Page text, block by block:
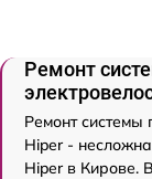
Ремонт
Ремонт системы
Hiper -
Hiper в Кирове.